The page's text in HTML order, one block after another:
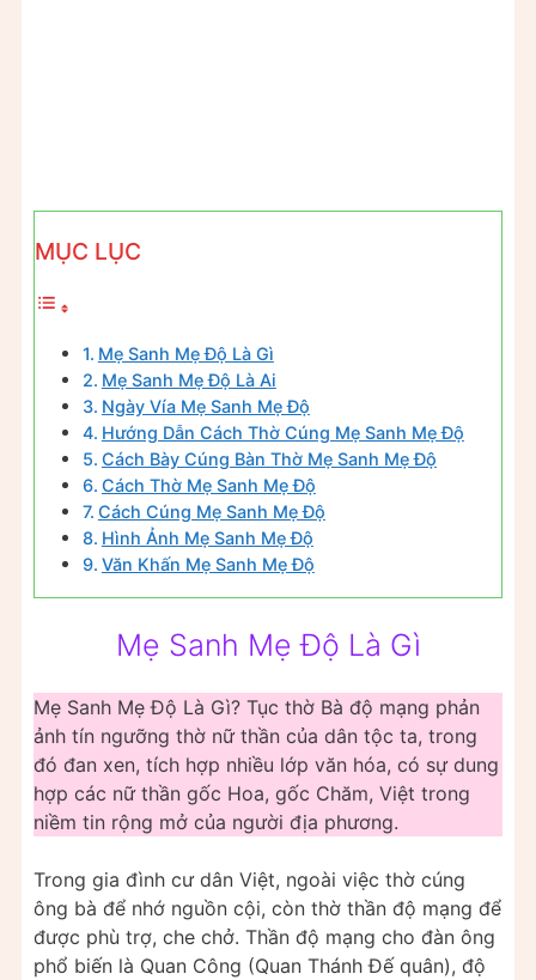
MỤC LỤC
Mẹ Sanh Mẹ Độ Là Gì
Mẹ Sanh Mẹ Độ Là Ai
Ngày Vía Mẹ Sanh Mẹ Độ
Hướng Dẫn Cách Thờ Cúng Mẹ Sanh Mẹ Độ
Cách Bày Cúng Bàn Thờ Mẹ Sanh Mẹ Độ
Cách Thờ Mẹ Sanh Mẹ Độ
Cách Cúng Mẹ Sanh Mẹ Độ
Hình Ảnh Mẹ Sanh Mẹ Độ
Văn Khấn Mẹ Sanh Mẹ Độ
Mẹ Sanh Mẹ Độ Là Gì
Mẹ Sanh Mẹ Độ Là Gì? Tục thờ Bà độ mạng phản
ảnh tín ngưỡng thờ nữ thần của dân tộc ta, trong
đó đan xen, tích hợp nhiều lớp văn hóa, có sự dung
hợp các nữ thần gốc Hoa, gốc Chăm, Việt trong
niềm tin rộng mở của người địa phương.
Trong gia đình cư dân Việt, ngoài việc thờ cúng
ông bà để nhớ nguồn cội, còn thờ thần độ mạng để
được phù trợ, che chở. Thần độ mạng cho đàn ông
phổ biến là Quan Công (Quan Thánh Đế quân), độ